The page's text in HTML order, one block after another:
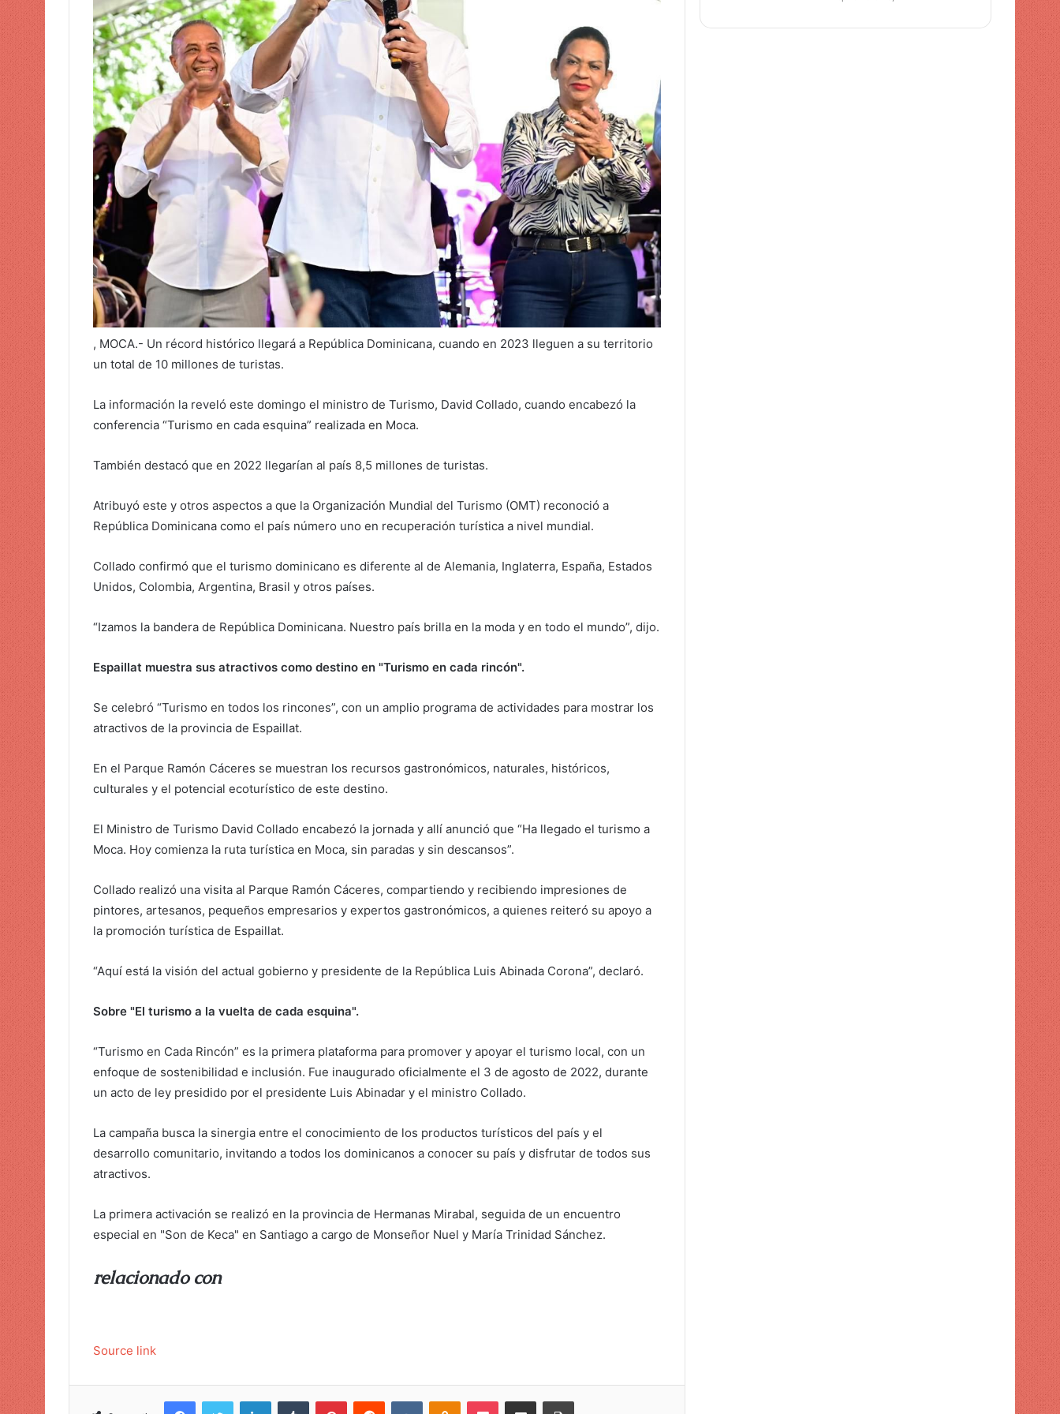
o
e
l
e
c
t
, MOCA.- Un récord histórico llegará a República Dominicana, cuando en 2023 lleguen a su territorio
un total de 10 millones de turistas.
La información la reveló este domingo el ministro de Turismo, David Collado, cuando encabezó la
conferencia “Turismo en cada esquina” realizada en Moca.
También destacó que en 2022 llegarían al país 8,5 millones de turistas.
Atribuyó este y otros aspectos a que la Organización Mundial del Turismo (OMT) reconoció a
República Dominicana como el país número uno en recuperación turística a nivel mundial.
Collado confirmó que el turismo dominicano es diferente al de Alemania, Inglaterra, España, Estados
Unidos, Colombia, Argentina, Brasil y otros países.
“Izamos la bandera de República Dominicana. Nuestro país brilla en la moda y en todo el mundo”, dijo.
Espaillat muestra sus atractivos como destino en "Turismo en cada rincón".
Se celebró “Turismo en todos los rincones”, con un amplio programa de actividades para mostrar los
atractivos de la provincia de Espaillat.
En el Parque Ramón Cáceres se muestran los recursos gastronómicos, naturales, históricos,
culturales y el potencial ecoturístico de este destino.
El Ministro de Turismo David Collado encabezó la jornada y allí anunció que “Ha llegado el turismo a
Moca. Hoy comienza la ruta turística en Moca, sin paradas y sin descansos”.
Collado realizó una visita al Parque Ramón Cáceres, compartiendo y recibiendo impresiones de
pintores, artesanos, pequeños empresarios y expertos gastronómicos, a quienes reiteró su apoyo a
la promoción turística de Espaillat.
“Aquí está la visión del actual gobierno y presidente de la República Luis Abinada Corona”, declaró.
Sobre "El turismo a la vuelta de cada esquina".
“Turismo en Cada Rincón” es la primera plataforma para promover y apoyar el turismo local, con un
enfoque de sostenibilidad e inclusión. Fue inaugurado oficialmente el 3 de agosto de 2022, durante
un acto de ley presidido por el presidente Luis Abinadar y el ministro Collado.
La campaña busca la sinergia entre el conocimiento de los productos turísticos del país y el
desarrollo comunitario, invitando a todos los dominicanos a conocer su país y disfrutar de todos sus
atractivos.
La primera activación se realizó en la provincia de Hermanas Mirabal, seguida de un encuentro
especial en "Son de Keca" en Santiago a cargo de Monseñor Nuel y María Trinidad Sánchez.
relacionado con
Source link